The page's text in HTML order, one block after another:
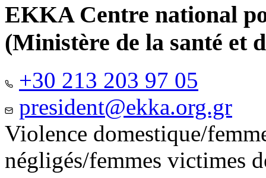
EKKA Centre national
(Ministère de la santé et
+30 213 203 97 05
president@ekka.org.gr
Violence domestique/
négligés/femmes victimes